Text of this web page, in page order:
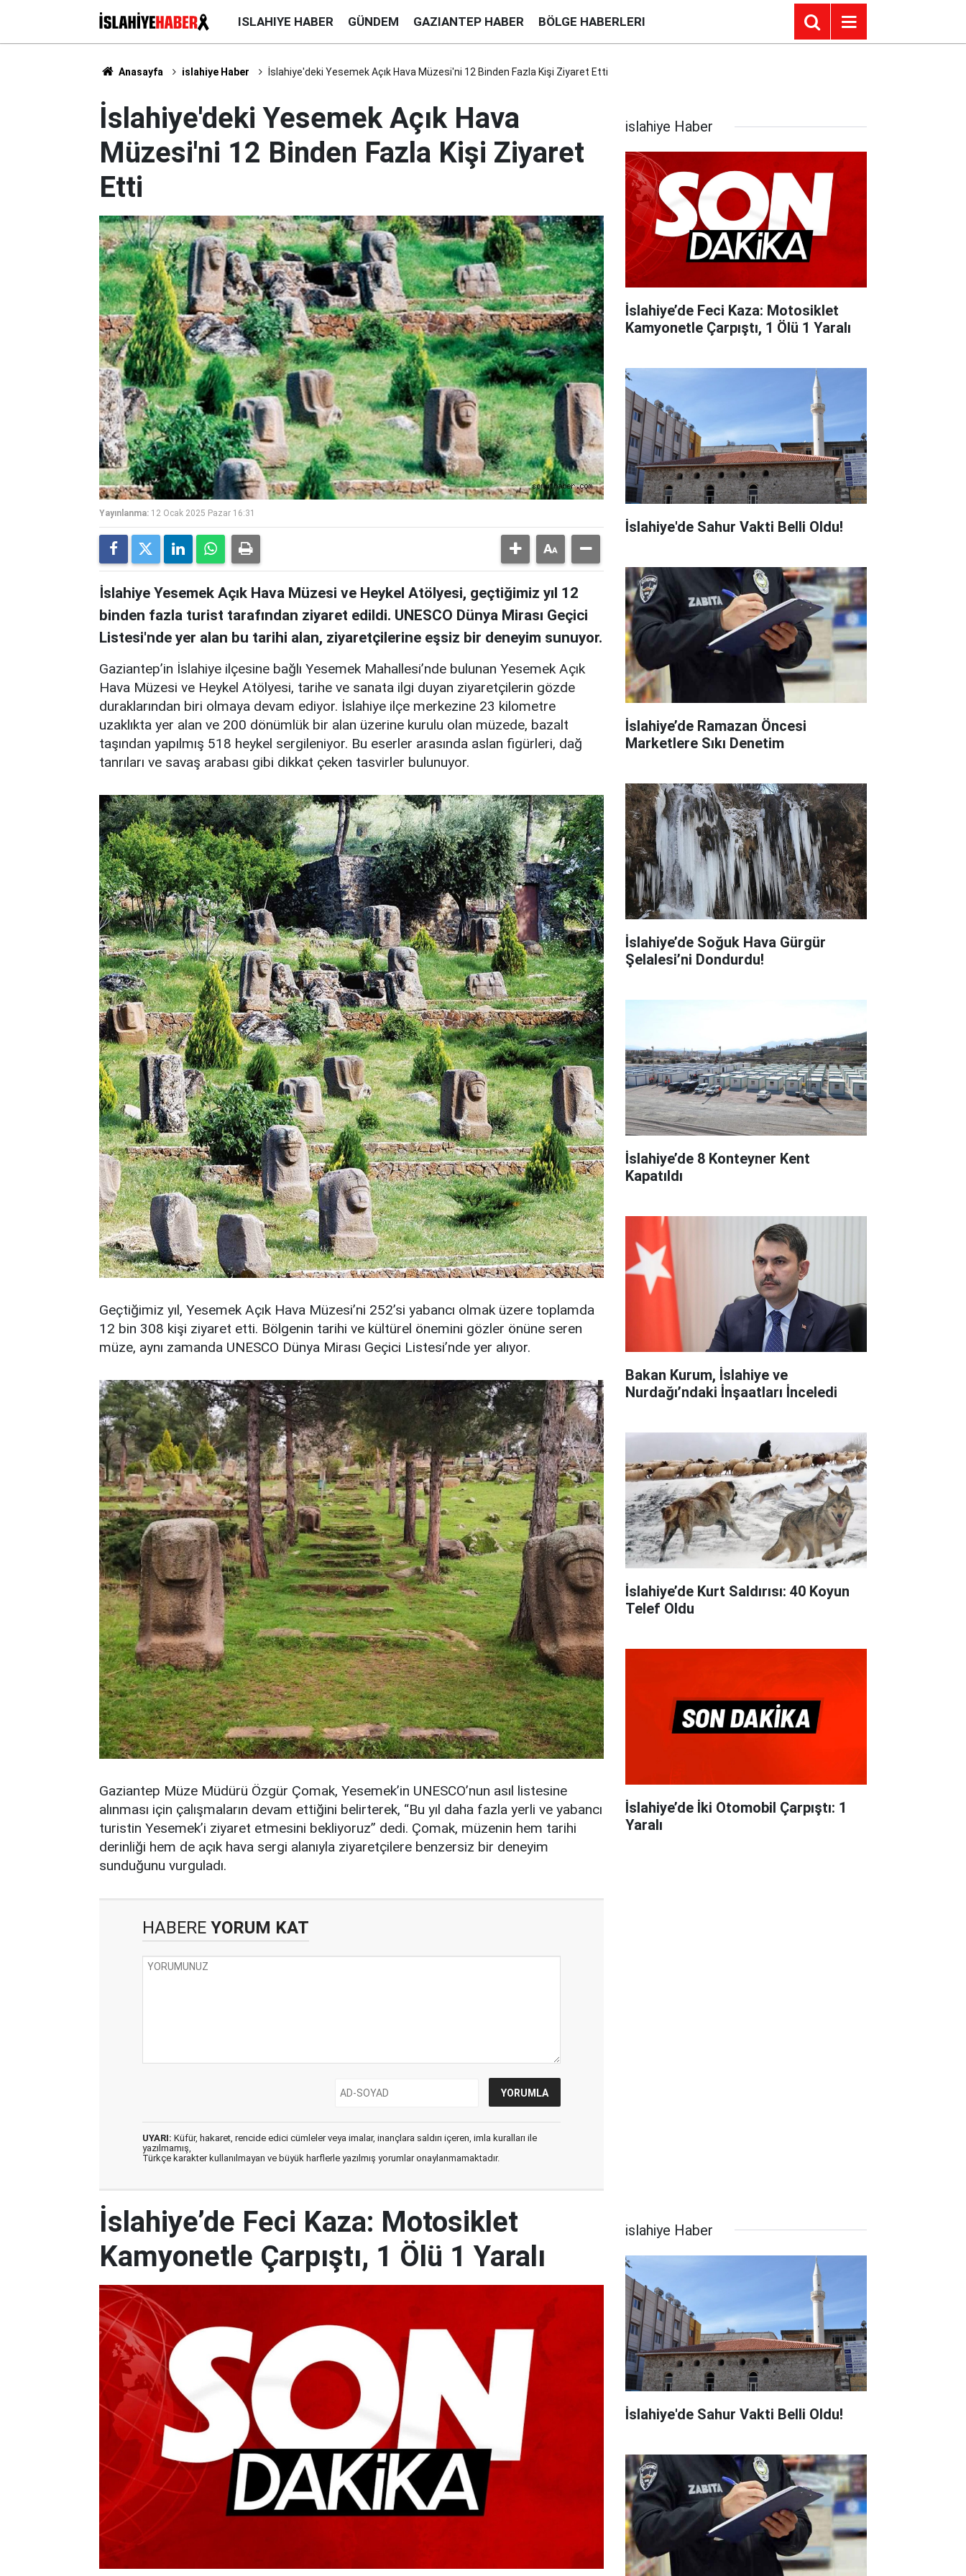
ISLAHIYE HABER GÜNDEM GAZIANTEP HABER BÖLGE HABERLERI
Anasayfa islahiye Haber İslahiye'deki Yesemek Açık Hava Müzesi'ni 12 Binden Fazla Kişi Ziyaret Etti
İslahiye'deki Yesemek Açık Hava
Müzesi'ni 12 Binden Fazla Kişi Ziyaret
Etti
Yayınlanma: 12 Ocak 2025 Pazar 16:31
İslahiye Yesemek Açık Hava Müzesi ve Heykel Atölyesi, geçtiğimiz yıl 12
binden fazla turist tarafından ziyaret edildi. UNESCO Dünya Mirası Geçici
Listesi'nde yer alan bu tarihi alan, ziyaretçilerine eşsiz bir deneyim sunuyor.
Gaziantep’in İslahiye ilçesine bağlı Yesemek Mahallesi’nde bulunan Yesemek Açık
Hava Müzesi ve Heykel Atölyesi, tarihe ve sanata ilgi duyan ziyaretçilerin gözde
duraklarından biri olmaya devam ediyor. İslahiye ilçe merkezine 23 kilometre
uzaklıkta yer alan ve 200 dönümlük bir alan üzerine kurulu olan müzede, bazalt
taşından yapılmış 518 heykel sergileniyor. Bu eserler arasında aslan figürleri, dağ
tanrıları ve savaş arabası gibi dikkat çeken tasvirler bulunuyor.
Geçtiğimiz yıl, Yesemek Açık Hava Müzesi’ni 252’si yabancı olmak üzere toplamda
12 bin 308 kişi ziyaret etti. Bölgenin tarihi ve kültürel önemini gözler önüne seren
müze, aynı zamanda UNESCO Dünya Mirası Geçici Listesi’nde yer alıyor.
Gaziantep Müze Müdürü Özgür Çomak, Yesemek’in UNESCO’nun asıl listesine
alınması için çalışmaların devam ettiğini belirterek, “Bu yıl daha fazla yerli ve yabancı
turistin Yesemek’i ziyaret etmesini bekliyoruz” dedi. Çomak, müzenin hem tarihi
derinliği hem de açık hava sergi alanıyla ziyaretçilere benzersiz bir deneyim
sunduğunu vurguladı.
HABERE YORUM KAT
UYARI: Küfür, hakaret, rencide edici cümleler veya imalar, inançlara saldırı içeren, imla kuralları ile
yazılmamış,
Türkçe karakter kullanılmayan ve büyük harflerle yazılmış yorumlar onaylanmamaktadır.
islahiye Haber
İslahiye’de Feci Kaza: Motosiklet
Kamyonetle Çarpıştı, 1 Ölü 1 Yaralı
İslahiye'de Sahur Vakti Belli Oldu!
İslahiye’de Ramazan Öncesi
Marketlere Sıkı Denetim
İslahiye’de Soğuk Hava Gürgür
Şelalesi’ni Dondurdu!
İslahiye’de 8 Konteyner Kent
Kapatıldı
Bakan Kurum, İslahiye ve
Nurdağı’ndaki İnşaatları İnceledi
İslahiye’de Kurt Saldırısı: 40 Koyun
Telef Oldu
İslahiye’de İki Otomobil Çarpıştı: 1
Yaralı
İslahiye’de Feci Kaza: Motosiklet
Kamyonetle Çarpıştı, 1 Ölü 1 Yaralı
islahiye Haber
İslahiye'de Sahur Vakti Belli Oldu!